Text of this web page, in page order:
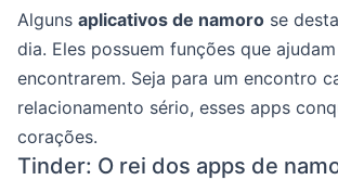
Alguns aplicativos de namoro se
dia. Eles possuem funções que
encontrarem. Seja para um encontro
relacionamento sério, esses apps
corações.
Tinder: O rei dos apps de